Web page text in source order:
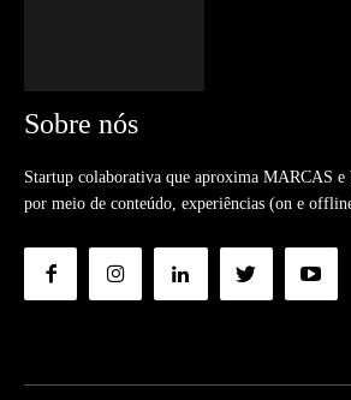
Sobre nós
Startup colaborativa que aproxima MARCAS
por meio de conteúdo, experiências (on e